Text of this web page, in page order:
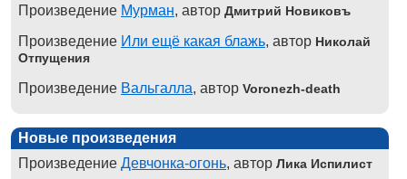
Произведение Мурман, автор Дмитрий Новиковъ
Произведение Или ещё какая блажь, автор Николай
Отпущения
Произведение Вальгалла, автор Voronezh-death
Новые произведения
Произведение Девчонка-огонь, автор Лика Испилист